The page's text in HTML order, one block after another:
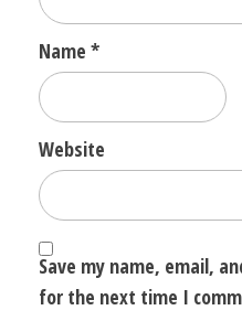
Name *
Website
Save my name, email,
for the next time I